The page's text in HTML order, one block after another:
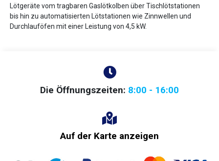
Lötgeräte vom tragbaren Gaslötkolben über Tischlötstationen
bis hin zu automatisierten Lötstationen wie Zinnwellen und
Durchlauföfen mit einer Leistung von 4,5 kW.
Die Öffnungszeiten: 8:00 - 16:00
Auf der Karte anzeigen